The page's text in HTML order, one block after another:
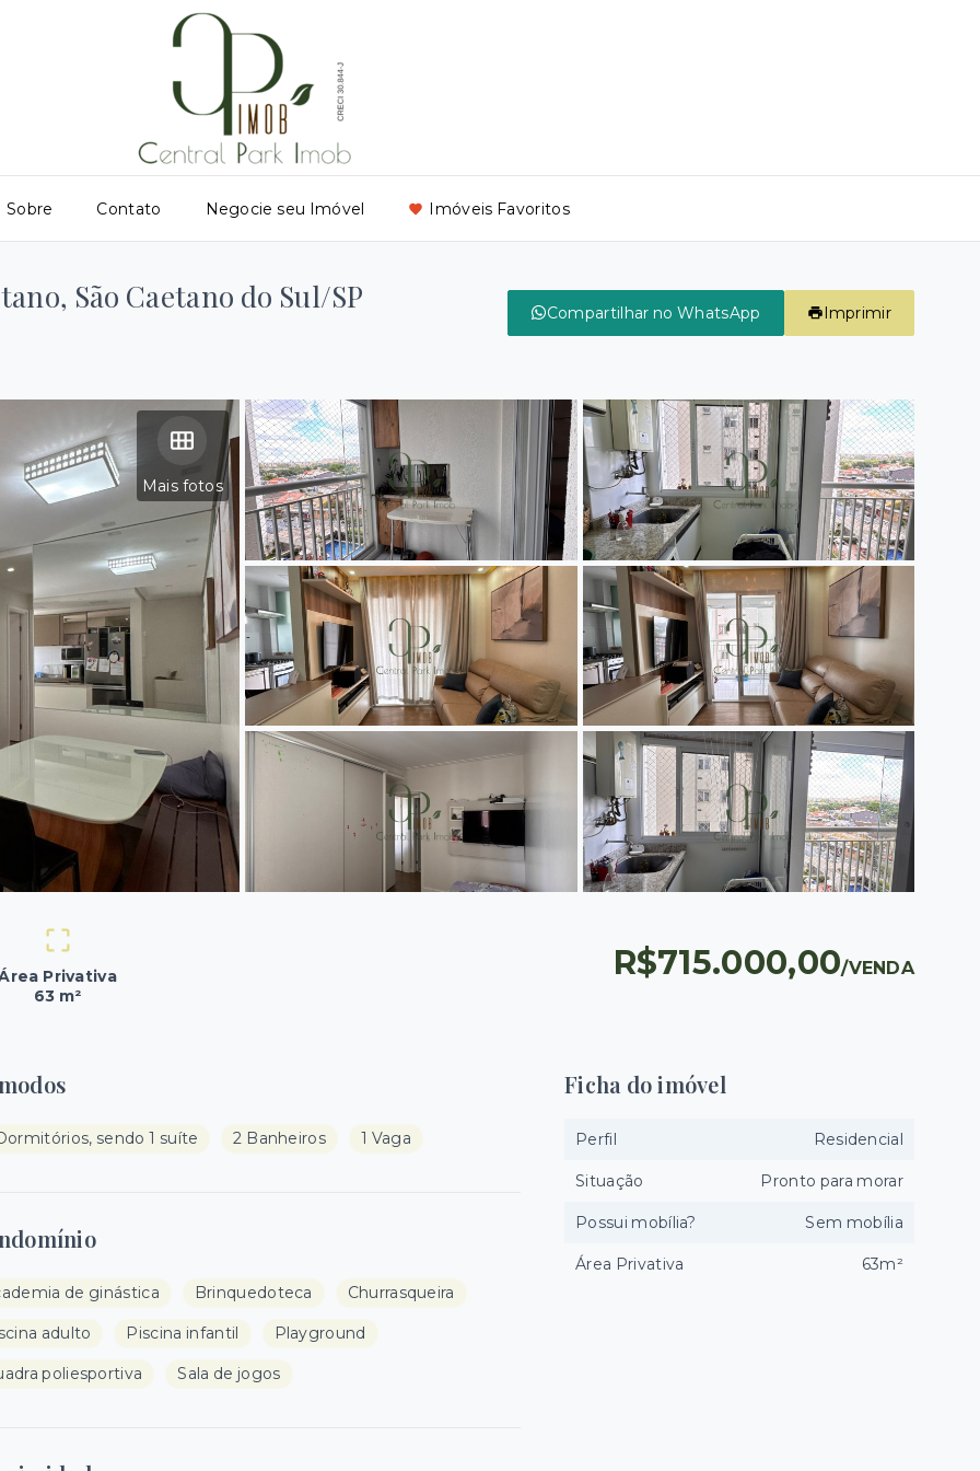
Sobre Contato Negocie seu Imóvel Imóveis Favoritos
São Caetano do Sul/SP Compartilhar no WhatsApp Imprimir
Mais fotos
Privativa
63 m²
R$715.000,00/VENDA
sendo 1 suíte 2 Banheiros 1 Vaga
de ginástica Brinquedoteca Churrasqueira
adulto Piscina infantil Playground
poliesportiva Sala de jogos
Ficha do imóvel
Perfil Residencial
Situação Pronto para morar
Possui mobília? Sem mobília
Área Privativa 63m²